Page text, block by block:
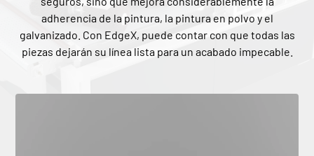
adherencia de la pintura, la pintura en polvo y el
galvanizado. Con EdgeX, puede contar con que todas las
piezas dejarán su línea lista para un acabado impecable.